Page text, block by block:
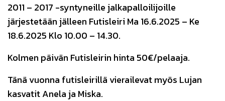
2011 – 2017 -syntyneille jalkapalloilijoille
järjestetään jälleen Futisleiri Ma 16.6.2025 – Ke
18.6.2025 Klo 10.00 – 14.30.
Kolmen päivän Futisleirin hinta 50€/pelaaja.
Tänä vuonna futisleirillä vierailevat myös Lujan
kasvatit Anela ja Miska.